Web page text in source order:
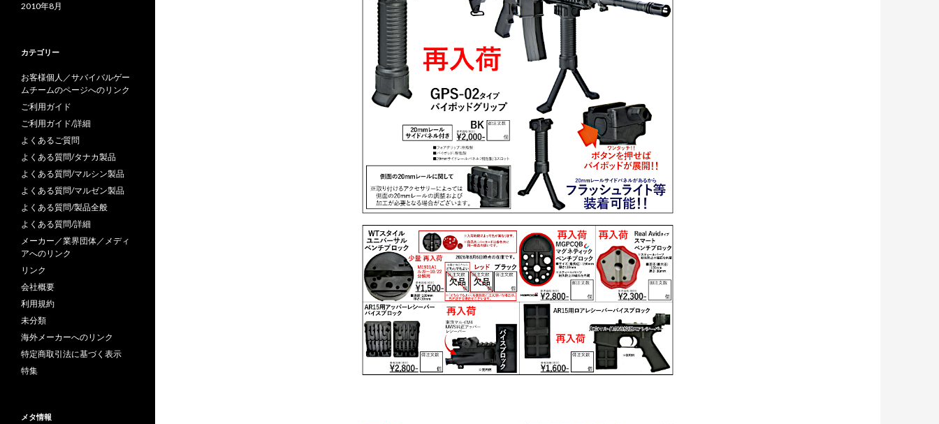
2010年8月
カテゴリー
お客様個人／サバイバルゲー
ムチームのページへのリンク
ご利用ガイド
ご利用ガイド/詳細
よくあるご質問
よくある質問/タナカ製品
よくある質問/マルシン製品
よくある質問/マルゼン製品
よくある質問/製品全般
よくある質問/詳細
メーカー／業界団体／メディ
アへのリンク
リンク
会社概要
利用規約
未分類
海外メーカーへのリンク
特定商取引法に基づく表示
特集
メタ情報